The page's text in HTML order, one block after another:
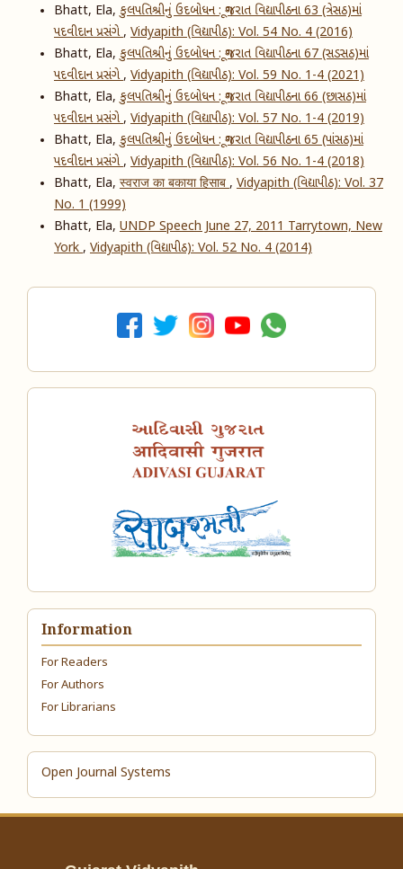
Bhatt, Ela,કુલપતિશ્રીનું ઉદબોધન : ગૂજરાત વિદ્યાપીઠના 63 (ત્રેસઠ)માં
પદવીદાન પ્રસંગે, Vidyapith (વિદ્યાપીઠ): Vol. 54 No. 4 (2016)
Bhatt, Ela,કુલપતિશ્રીનું ઉદબોધન : ગૂજરાત વિદ્યાપીઠના ​6​7 (​સડસઠ)માં
પદવીદાન પ્રસંગે, Vidyapith (વિદ્યાપીઠ): Vol. 59 No. 1-4 (2021)
Bhatt, Ela,કુલપતિશ્રીનું ઉદબોધન : ગૂજરાત વિદ્યાપીઠના 66 (છાસઠ)માં
પદવીદાન પ્રસંગે, Vidyapith (વિદ્યાપીઠ): Vol. 57 No. 1-4 (2019)
Bhatt, Ela,કુલપતિશ્રીનું ઉદબોધન : ગૂજરાત વિદ્યાપીઠના 65 (પાંસઠ)માં
પદવીદાન પ્રસંગે, Vidyapith (વિદ્યાપીઠ): Vol. 56 No. 1-4 (2018)
Bhatt, Ela, स्वराज का बकाया हिसाब, Vidyapith (વિદ્યાપીઠ): Vol. 37
No. 1 (1999)
Bhatt, Ela, UNDP Speech June 27, 2011 Tarrytown, New
York, Vidyapith (વિદ્યાપીઠ): Vol. 52 No. 4 (2014)
Information
For Readers
For Authors
For Librarians
Open Journal Systems